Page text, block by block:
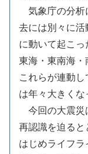
気象庁の分析
去には別々に
に動いて起こっ
東海・東南海・
これらが連動
は年々大きくな
今回の大震災
再認識を迫ると
はじめライフ